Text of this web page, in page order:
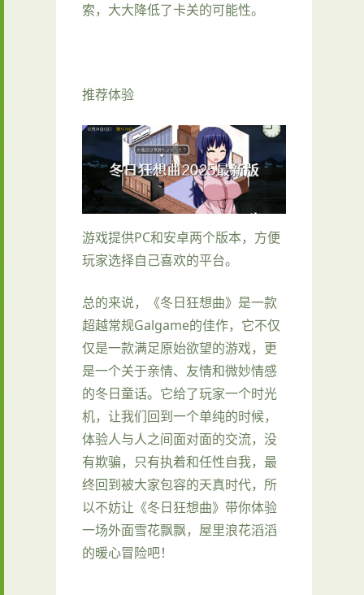
索，大大降低了卡关的可能性。
推荐体验
游戏提供PC和安卓两个版本，方便
玩家选择自己喜欢的平台。
总的来说，《冬日狂想曲》是一款​​
超越常规Galgame的佳作​​，它不仅
仅是一款满足原始欲望的游戏，更
是一个关于亲情、友情和微妙情感
的冬日童话。它给了玩家一个时光
机，让我们回到一个单纯的时候，
体验人与人之间面对面的交流，没
有欺骗，只有执着和任性自我，最
终回到被大家包容的天真时代，所
以不妨让《冬日狂想曲》带你体验
一场​​外面雪花飘飘，屋里浪花滔滔​​
的暖心冒险吧！